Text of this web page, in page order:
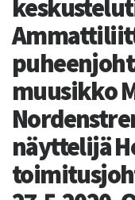
muusikko
näyttelijä